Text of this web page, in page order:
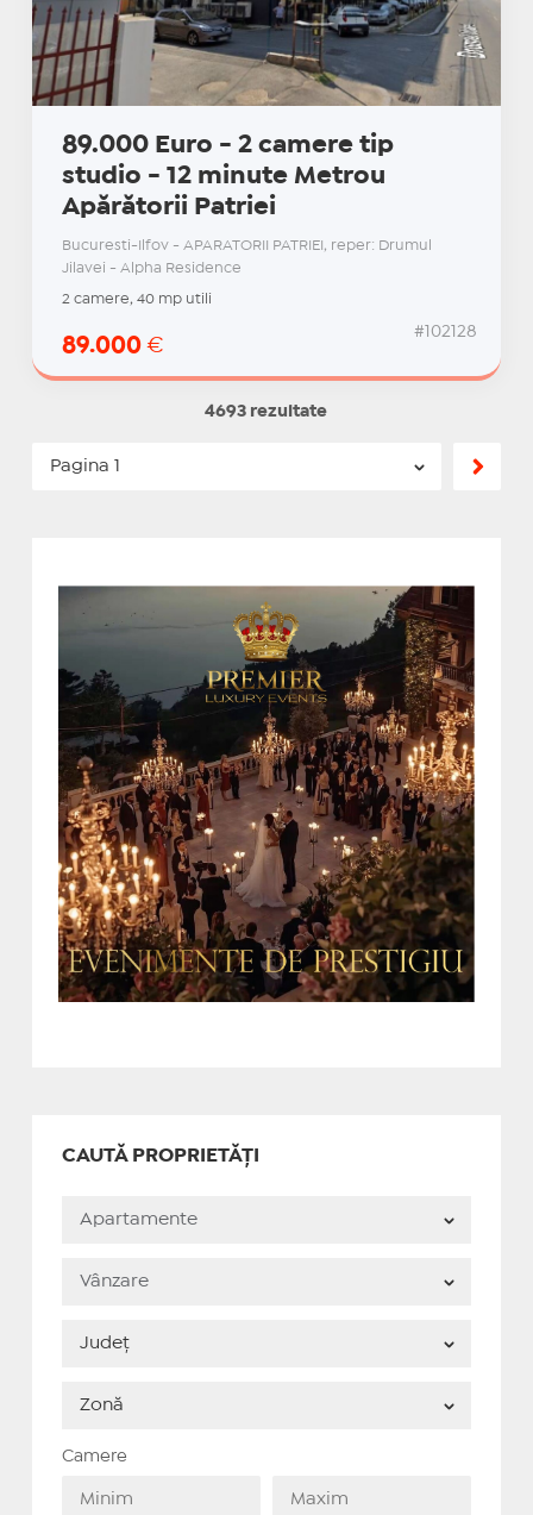
89.000 Euro - 2 camere tip
studio - 12 minute Metrou
Apărătorii Patriei
Bucuresti-Ilfov - APARATORII PATRIEI, reper: Drumul
Jilavei - Alpha Residence
2 camere, 40 mp utili
89.000 €
#102128
4693 rezultate
CAUTĂ PROPRIETĂȚI
Camere